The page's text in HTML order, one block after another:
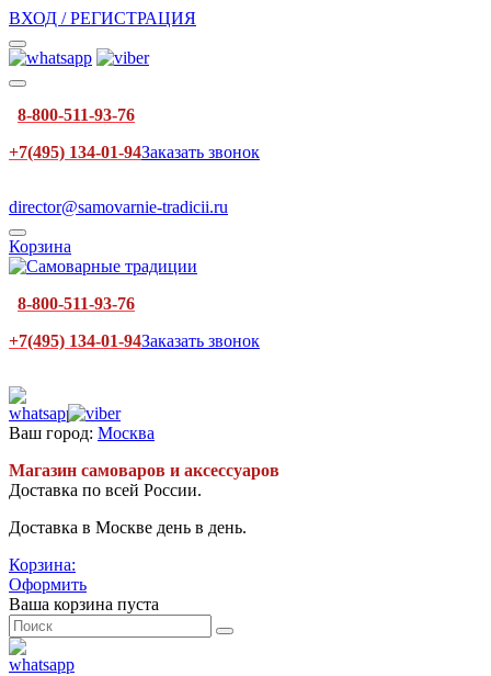
ВХОД / РЕГИСТРАЦИЯ
8-800-511-93-76
+7(495) 134-01-94Заказать звонок
director@samovarnie-tradicii.ru
Корзина
8-800-511-93-76
+7(495) 134-01-94Заказать звонок
Ваш город: Москва
Магазин самоваров и аксессуаров
Доставка по всей России.
Доставка в Москве день в день.
Корзина:
Оформить
Ваша корзина пуста